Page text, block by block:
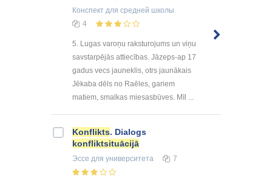
Конспект для средней школы
4
5. Lugas varoņu raksturojums un viņu
savstarpējās attiecības. Jāzeps-ap 17
gadus vecs jauneklis, otrs jaunākais
Jēkaba dēls no Raēles, gariem
matiem, smalkas miesasbūves. Mīl ...
Konflikts. Dialogs
konfliktsituācijā
Эссе для университета 7